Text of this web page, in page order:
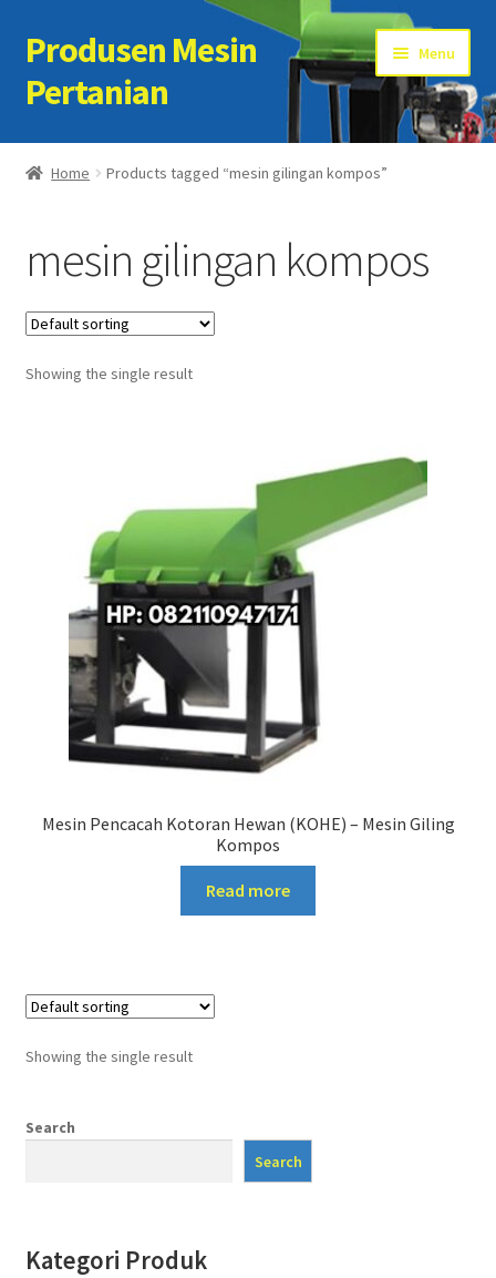
Skip
to
navigation
Skip
to
content
Produsen Mesin
Pertanian
Menu
Home
Cart
Checkout
Kontak Kami
Home Products tagged “mesin gilingan kompos”
mesin gilingan kompos
Showing the single result
Mesin Pencacah Kotoran Hewan (KOHE) – Mesin Giling
Kompos
Read more
Showing the single result
Search
Search
Kategori Produk